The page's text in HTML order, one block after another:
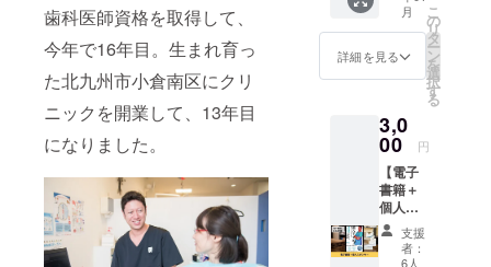
歯科医師資格を取得して、
今年で16年目。生まれ育っ
た北九州市小倉南区にクリ
ニックを開業して、13年目
になりました。
貯金残高300
円という経
験もし、借
金は減らず
くいかな
そんな時
に、「夢を
かなえるゾ
ウ」や「７
るノウ
ハウの
決定
版』を1
冊お届
す。 お
礼の
メール
付き。
※メール
にてダ
ウン
ロード
できる
月
詳細を見る
こ
の
リ
タ
ー
ン
を
選
択
す
る
3,0
00 円
【電子
書籍＋
個人ス
ポン
サー】
①電子
支援
者：
6人